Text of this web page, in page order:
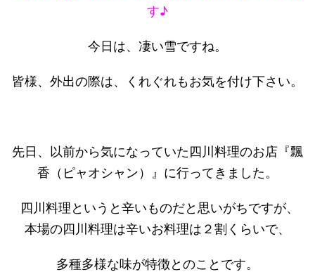
す♪
今日は、凄い雪ですね。
皆様、外出の際は、くれぐれもお気を付け下さい。
先日、以前から気になっていた四川料理のお店『飄
香（ピャオシャン）』に行ってきました。
四川料理というと辛いものだと思いがちですが、
本場の四川料理は辛いお料理は２割くらいで、
多種多様な味が特徴とのことです。